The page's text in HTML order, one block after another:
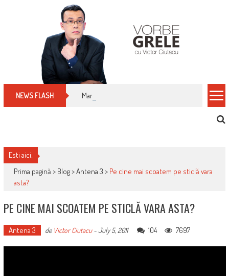
NEWS FLASH Manualul micului cititor de facturi: nu plăti
Esti aici:
Prima pagină > Blog>Antena 3 > Pe cine mai scoatem pe sticlă vara
asta?
PE CINE MAI SCOATEM PE STICLĂ VARA ASTA?
Antena 3 de Victor Ciutacu-July 5, 2011 104 7697